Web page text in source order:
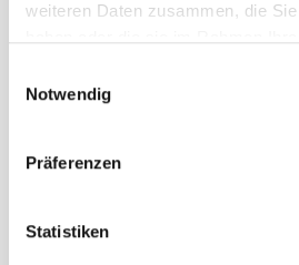
weiteren Daten zusammen, die
Notwendig
Präferenzen
Statistiken
Beschreibung /
Dynafit